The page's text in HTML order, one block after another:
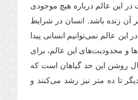
این عالم‌ درباره هیچ موجودی
آن زنده باشد. انسان در شرایط
عالم نمی‌توانیم انسانی پیدا
و محدودیت‌های این عالم، برای
روشن این حد گیاهان است که
تا ده متر نیز رشد می‌کنند و